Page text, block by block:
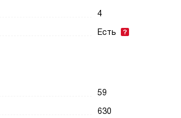
4
Есть
59
630